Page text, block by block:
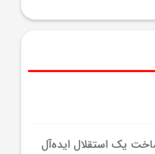
يک استقلال ايده‌آل